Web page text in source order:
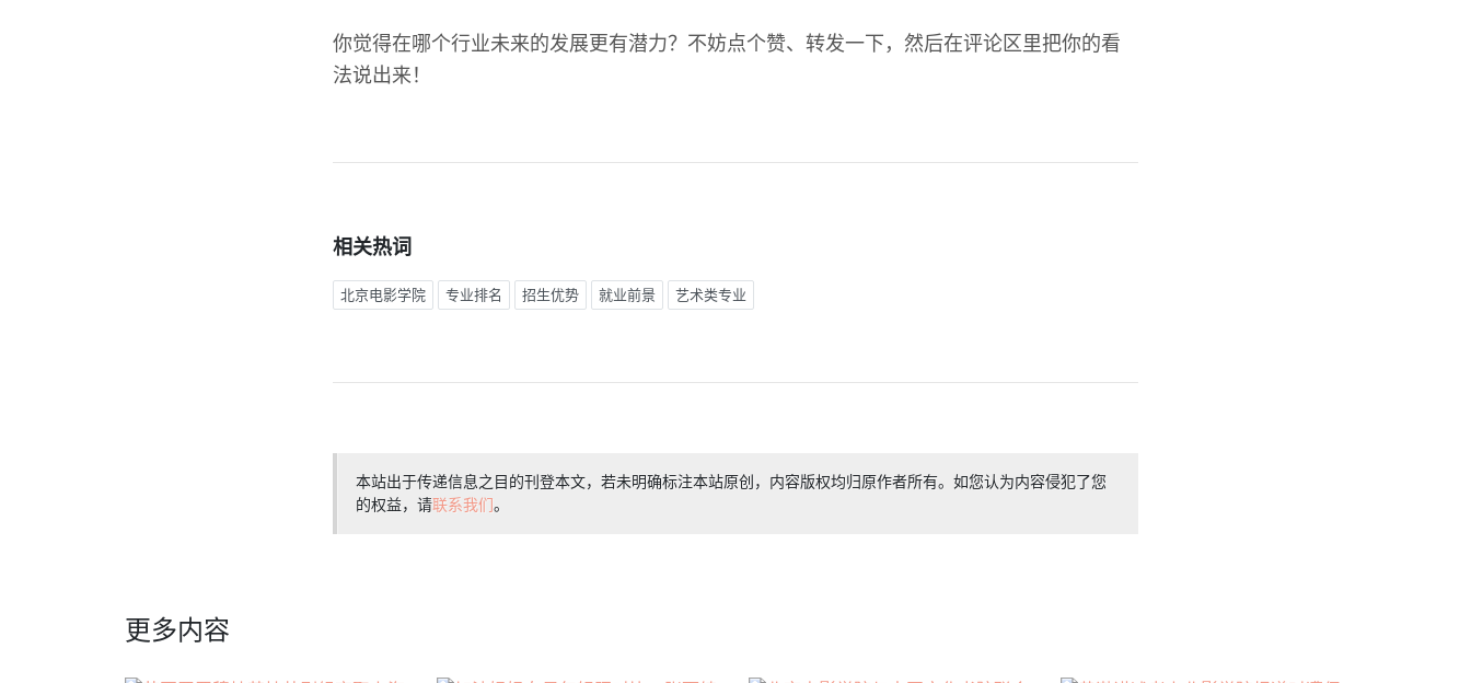
你觉得在哪个行业未来的发展更有潜力？不妨点个赞、转发一下，然后在评论区里把你的看
法说出来！
相关热词
北京电影学院 专业排名 招生优势 就业前景 艺术类专业
本站出于传递信息之目的刊登本文，若未明确标注本站原创，内容版权均归原作者所有。如您认为内容侵犯了您
的权益，请联系我们。
更多内容